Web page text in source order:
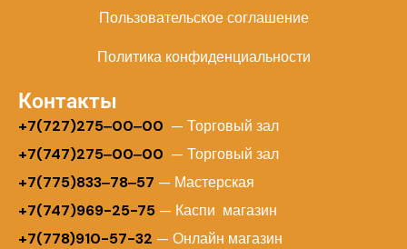
Пользовательское соглашение
Политика конфиденциальности
Контакты
+7(727)275‒00‒00 — Торговый зал
+7(747)275‒00‒00 — Торговый зал
+7(775)833‒78‒57 — Мастерская
+7(747)969-25-75 — Каспи магазин
+7(778)910-57-32 — Онлайн магазин